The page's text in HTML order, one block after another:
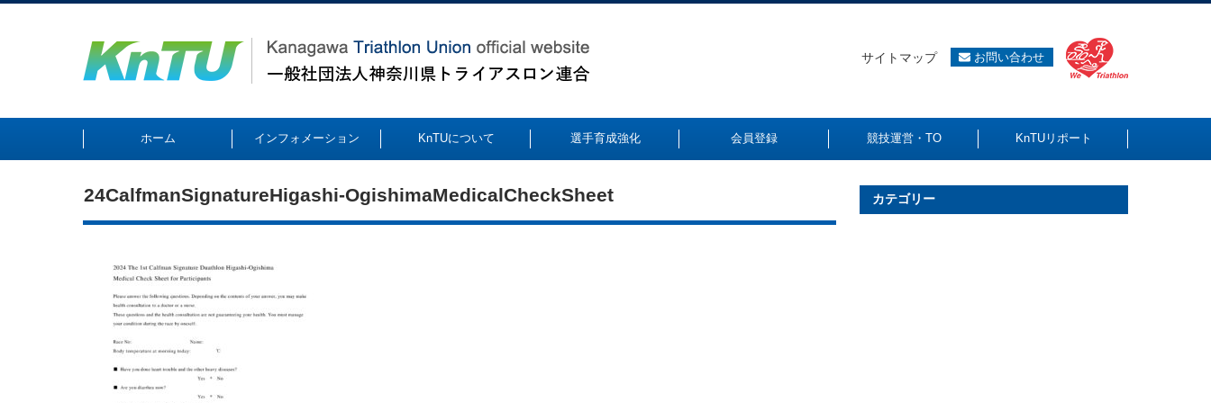
サイトマップ お問い合わせ
ホーム インフォメーション KnTUについて 選手育成強化 会員登録 競技運営・TO KnTUリポート
24CalfmanSignatureHigashi-OgishimaMedicalCheckSheet カテゴリー